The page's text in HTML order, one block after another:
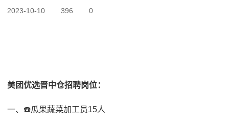
2023-10-10 396 0
美团优选晋中仓招聘岗位：
一、☎️瓜果蔬菜加工员15人